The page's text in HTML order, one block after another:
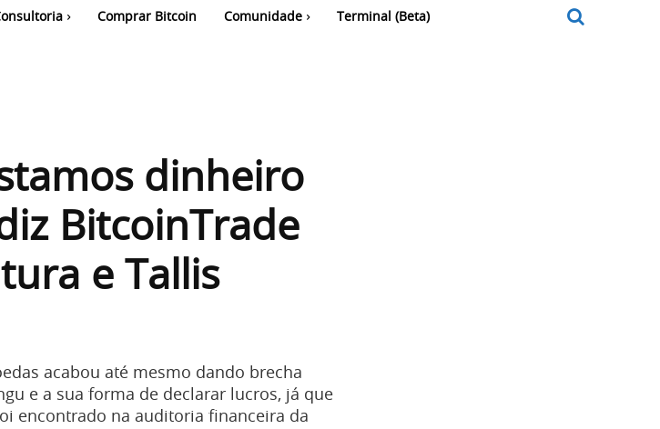
Comprar Bitcoin Comunidade Terminal (Beta)
dinheiro
BitcoinTrade
e Tallis
acabou até mesmo dando brecha
e a sua forma de declarar lucros, já que
encontrado na auditoria financeira da